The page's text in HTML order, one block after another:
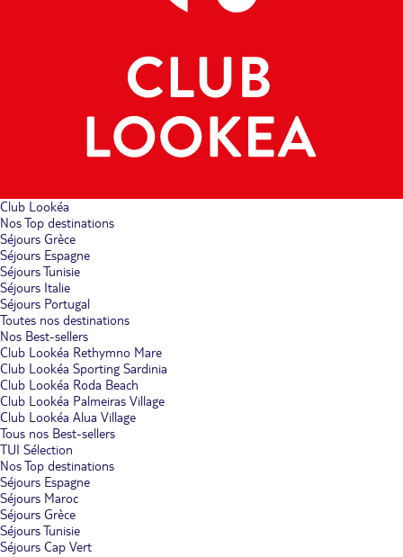
Club Lookéa
Nos Top destinations
Séjours Grèce
Séjours Espagne
Séjours Tunisie
Séjours Italie
Séjours Portugal
Toutes nos destinations
Nos Best-sellers
Club Lookéa Rethymno Mare
Club Lookéa Sporting Sardinia
Club Lookéa Roda Beach
Club Lookéa Palmeiras Village
Club Lookéa Alua Village
Tous nos Best-sellers
TUI Sélection
Nos Top destinations
Séjours Espagne
Séjours Maroc
Séjours Grèce
Séjours Tunisie
Séjours Cap Vert